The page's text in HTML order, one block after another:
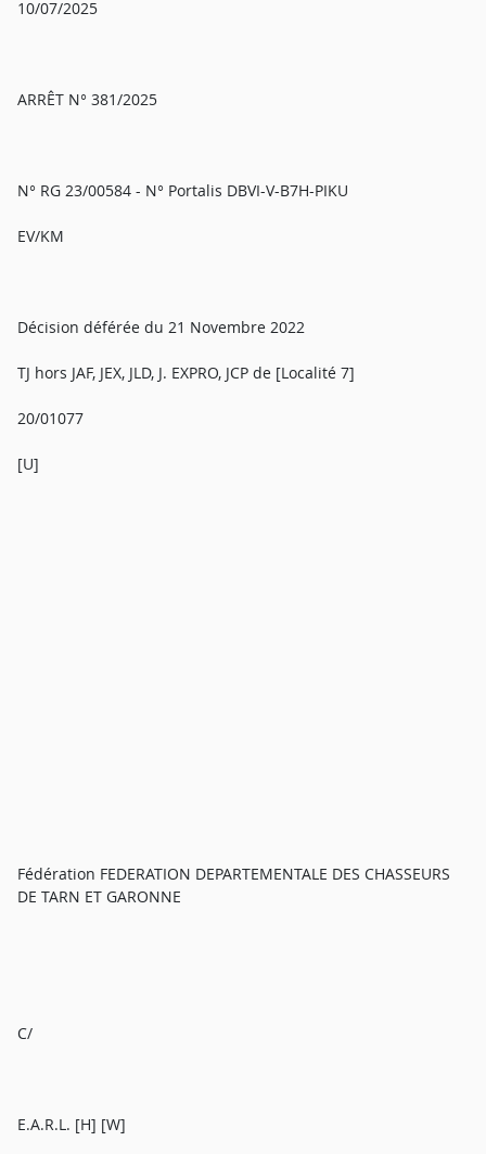
10/07/2025
ARRÊT N° 381/2025
N° RG 23/00584 - N° Portalis DBVI-V-B7H-PIKU
EV/KM
Décision déférée du 21 Novembre 2022
TJ hors JAF, JEX, JLD, J. EXPRO, JCP de [Localité 7]
20/01077
[U]
Fédération FEDERATION DEPARTEMENTALE DES CHASSEURS
DE TARN ET GARONNE
C/
E.A.R.L. [H] [W]